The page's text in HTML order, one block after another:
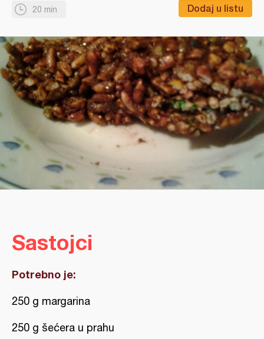
20 min Dodaj u listu
Sastojci
Potrebno je:
250 g margarina
250 g šećera u prahu